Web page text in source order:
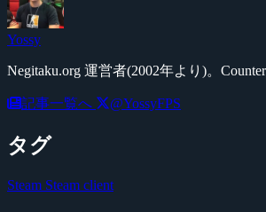
Yossy
Negitaku.org 運営者(2002年より)。
記事一覧へ @YossyFPS
タグ
Steam Steam client